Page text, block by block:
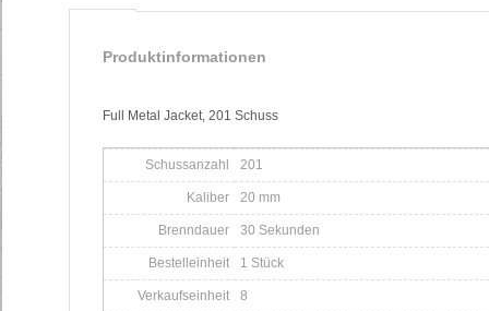
Produktinformationen
Full Metal Jacket, 201 Schuss
Schussanzahl 201
Kaliber 20 mm
Brenndauer 30 Sekunden
Bestelleinheit 1 Stück
Verkaufseinheit 8